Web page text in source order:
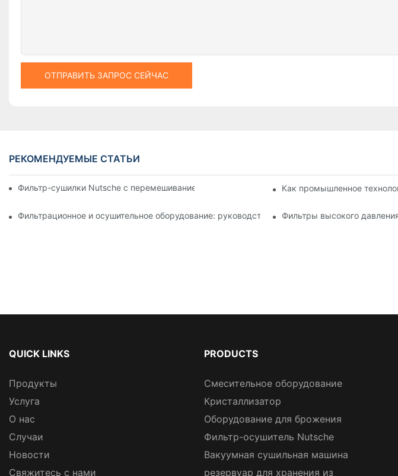
ОТПРАВИТЬ ЗАПРОС СЕЙЧАС
РЕКОМЕНДУЕМЫЕ СТАТЬИ
Фильтр-сушилки Nutsche с перемешиванием против других методов сушки: сравнение.
Как промышленное
Фильтрационное и осушительное оборудование: руководство по выбору и использованию.
Фильтры высокого
QUICK LINKS
Продукты
Услуга
О нас
Случаи
Новости
Свяжитесь с нами
PRODUCTS
Смесительное оборудование
Кристаллизатор
Оборудование для брожения
Фильтр-осушитель Nutsche
Вакуумная сушильная машина
резервуар для хранения из